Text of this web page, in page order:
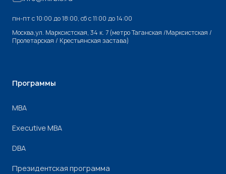
пн-пт с 10:00 до 18:00, cб с 11:00 до 14:00
Москва,ул. Марксистская, 34 к. 7 (метро Таганская /Марксистская /
Пролетарская / Крестьянская застава)
Программы
МВА
Executive MBA
DBA
Президентская программа